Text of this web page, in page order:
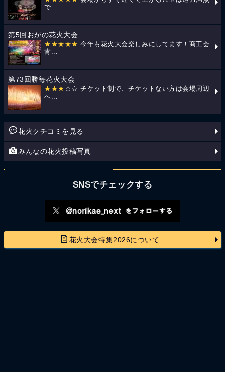
で...
第5回おがの花火大会
★★★★★ 今年も花火大会楽しみにしてます！商工会
青...
第73回勝毎花火大会
★★★ ☆☆ チケット制で、チケットない方は会場周辺
へ...
花火クチコミを見る
みんなの花火投稿写真
SNSでチェックする
花火大会特集2026について